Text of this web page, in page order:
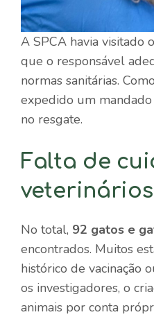
A SPCA havia visitado
que o responsável
normas sanitárias.
expedido um
no resgate.
Falta de
veterinários
No total, 92 gatos e
encontrados. Muitos
histórico de vacinação
os investigadores, o
animais por conta